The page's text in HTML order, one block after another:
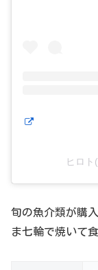
ヒロ
旬の魚介類が購
ま七輪で焼いて